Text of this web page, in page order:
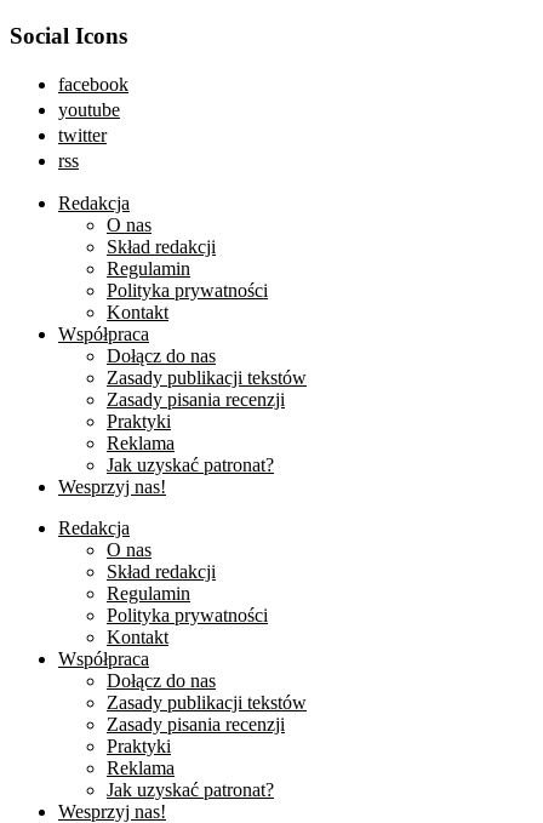
Social Icons
facebook
youtube
twitter
rss
Redakcja
O nas
Skład redakcji
Regulamin
Polityka prywatności
Kontakt
Współpraca
Dołącz do nas
Zasady publikacji tekstów
Zasady pisania recenzji
Praktyki
Reklama
Jak uzyskać patronat?
Wesprzyj nas!
Redakcja
O nas
Skład redakcji
Regulamin
Polityka prywatności
Kontakt
Współpraca
Dołącz do nas
Zasady publikacji tekstów
Zasady pisania recenzji
Praktyki
Reklama
Jak uzyskać patronat?
Wesprzyj nas!